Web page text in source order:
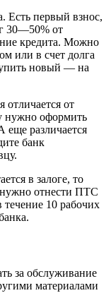
Есть первый взнос,
30—50% от
кредита. Можно
или в счет долга
новый — на
отличается от
нужно оформить
еще различается
банк
в залоге, то
отнести ПТС
10 рабочих
за обслуживание
материалами